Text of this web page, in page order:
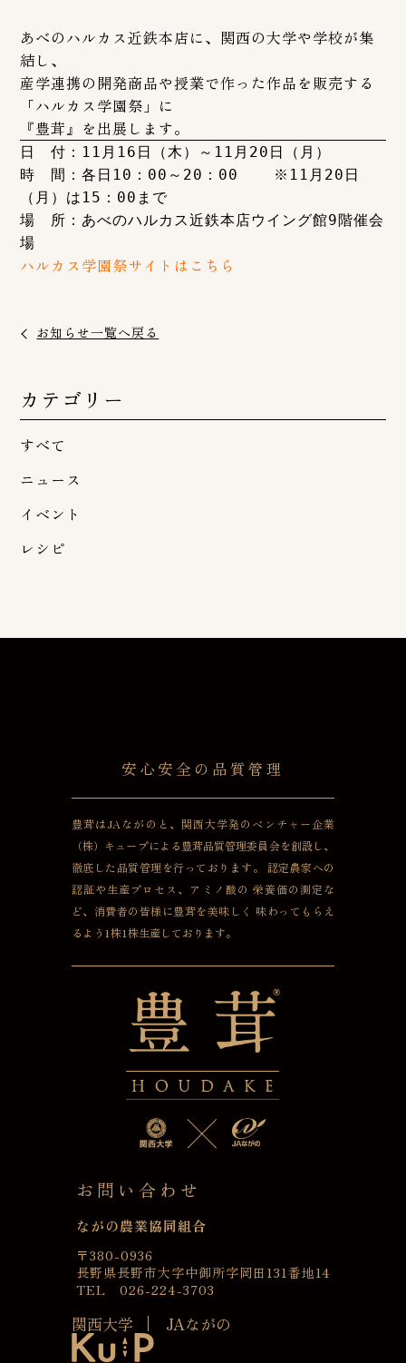
あべのハルカス近鉄本店に、関西の大学や学校が集
結し、
産学連携の開発商品や授業で作った作品を販売する
「ハルカス学園祭」に
『豊茸』を出展します。
日　付：11月16日（木）～11月20日（月）
時　間：各日10：00～20：00　  ※11月20日
（月）は15：00まで
場　所：あべのハルカス近鉄本店ウイング館9階催会
場
ハルカス学園祭サイトはこちら
お知らせ一覧へ戻る
カテゴリー
すべて
ニュース
イベント
レシピ
お問い合わせ
ながの農業協同組合
〒380-0936
長野県長野市大字中御所字岡田131番地14
TEL 026-224-3703
関西大学 JAながの
安心安全の品質管理
豊茸はJAながのと、関西大学発のベンチャー企業
（株）キュープによる豊茸品質管理委員会を創設し、
徹底した品質管理を行っております。
認定農家への
認証や生産プロセス、アミノ酸の 栄養価の測定な
ど、消費者の皆様に豊茸を美味しく 味わってもらえ
るよう1株1株生産しております。